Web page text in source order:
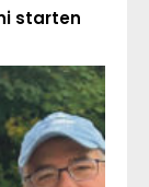
starten